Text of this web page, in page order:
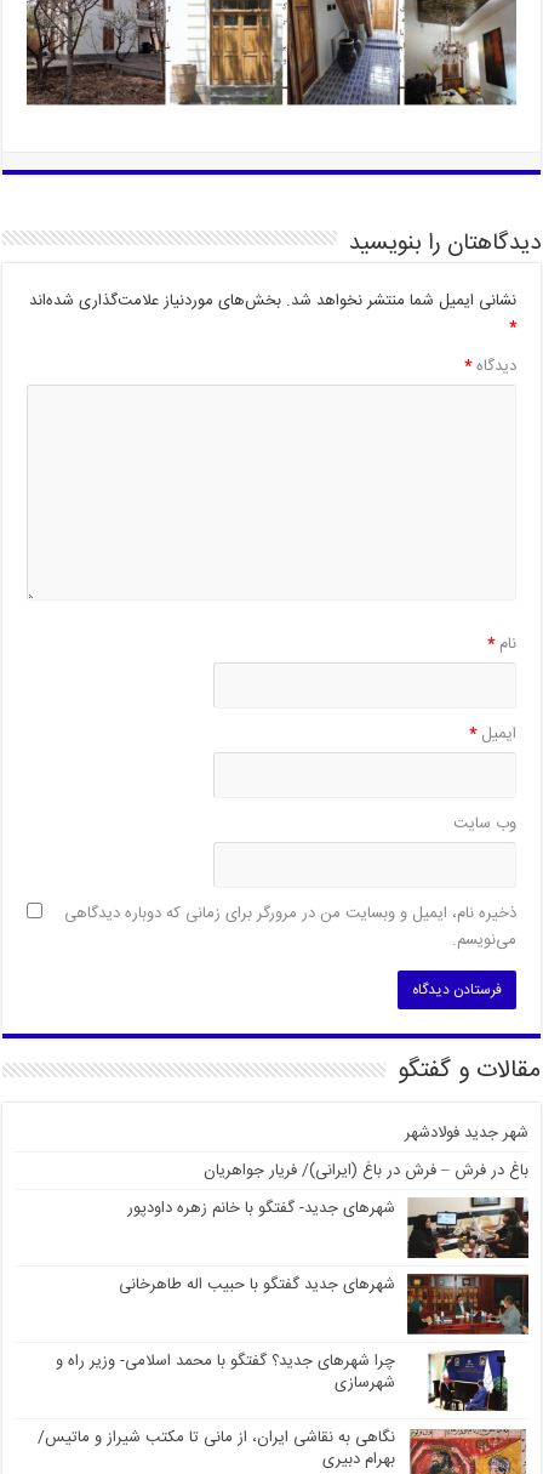
دیدگاهتان را بنویسید
نشانی ایمیل شما منتشر نخواهد شد. بخش‌های موردنیاز علامت‌گذاری شده‌اند
*
دیدگاه*
نام*
ایمیل*
وب‌ سایت
ذخیره نام، ایمیل و وبسایت من در مرورگر برای زمانی که دوباره دیدگاهی
می‌نویسم.
مقالات و گفتگو
شهر جدید فولادشهر
باغ در فرش – فرش در باغ (ایرانی)/ فریار جواهریان
شهرهای جدید- گفتگو با خانم زهره داودپور
شهرهای جدید گفتگو با حبیب اله طاهرخانی
چرا شهرهای جدید؟ گفتگو با محمد اسلامی- وزیر راه و
شهرسازی
نگاهی به نقاشی ایران، از مانی تا مکتب شیراز و ماتیس/
بهرام دبیری